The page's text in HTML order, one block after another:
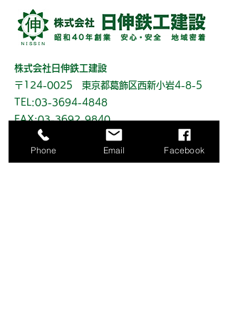
株式会社日伸鉄工建設
〒124-0025 東京都葛飾区西新小岩4-8-5
TEL:03-3694-4848
FAX:03-3692-9840
Phone Email Facebook